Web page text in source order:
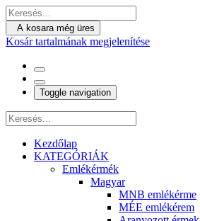
A kosara még üres
Kosár tartalmának megjelenítése
Toggle navigation
Kezdőlap
KATEGÓRIÁK
Emlékérmék
Magyar
MNB emlékérme
MÉE emlékérem